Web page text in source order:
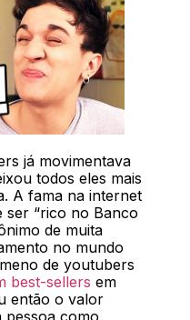
já movimentava
todos eles mais
A fama na internet
ser “rico no Banco
de muita
no mundo
de youtubers
best-sellers em
então o valor